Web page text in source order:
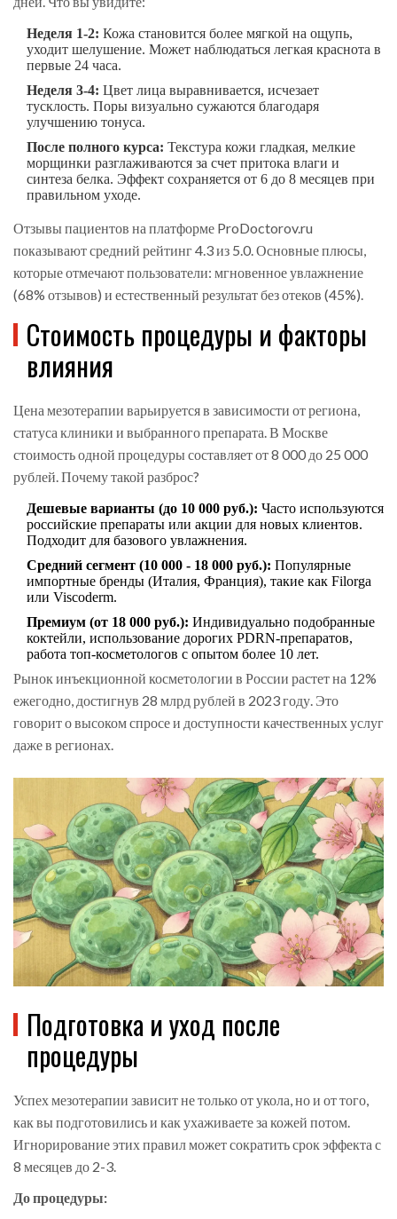
Неделя 1-2: Кожа становится более мягкой на ощупь,
уходит шелушение. Может наблюдаться легкая краснота в
первые 24 часа.
Неделя 3-4: Цвет лица выравнивается, исчезает
тусклость. Поры визуально сужаются благодаря
улучшению тонуса.
После полного курса: Текстура кожи гладкая, мелкие
морщинки разглаживаются за счет притока влаги и
синтеза белка. Эффект сохраняется от 6 до 8 месяцев при
правильном уходе.
Отзывы пациентов на платформе ProDoctorov.ru
показывают средний рейтинг 4.3 из 5.0. Основные плюсы,
которые отмечают пользователи: мгновенное увлажнение
(68% отзывов) и естественный результат без отеков (45%).
Стоимость процедуры и факторы
влияния
Цена мезотерапии варьируется в зависимости от региона,
статуса клиники и выбранного препарата. В Москве
стоимость одной процедуры составляет от 8 000 до 25 000
рублей. Почему такой разброс?
Дешевые варианты (до 10 000 руб.): Часто используются
российские препараты или акции для новых клиентов.
Подходит для базового увлажнения.
Средний сегмент (10 000 - 18 000 руб.): Популярные
импортные бренды (Италия, Франция), такие как Filorga
или Viscoderm.
Премиум (от 18 000 руб.): Индивидуально подобранные
коктейли, использование дорогих PDRN-препаратов,
работа топ-косметологов с опытом более 10 лет.
Рынок инъекционной косметологии в России растет на 12%
ежегодно, достигнув 28 млрд рублей в 2023 году. Это
говорит о высоком спросе и доступности качественных услуг
даже в регионах.
Подготовка и уход после
процедуры
Успех мезотерапии зависит не только от укола, но и от того,
как вы подготовились и как ухаживаете за кожей потом.
Игнорирование этих правил может сократить срок эффекта с
8 месяцев до 2-3.
До процедуры: